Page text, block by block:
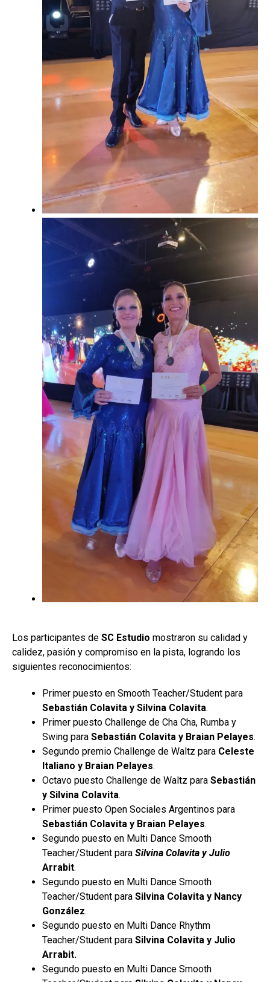
Los participantes de SC Estudio mostraron su calidad y
calidez, pasión y compromiso en la pista, logrando los
siguientes reconocimientos:
Primer puesto en Smooth Teacher/Student para
Sebastián Colavita y Silvina Colavita.
Primer puesto Challenge de Cha Cha, Rumba y
Swing para Sebastián Colavita y Braian Pelayes.
Segundo premio Challenge de Waltz para Celeste
Italiano y Braian Pelayes.
Octavo puesto Challenge de Waltz para Sebastián
y Silvina Colavita.
Primer puesto Open Sociales Argentinos para
Sebastián Colavita y Braian Pelayes.
Segundo puesto en Multi Dance Smooth
Teacher/Student para Silvina Colavita y Julio
Arrabit.
Segundo puesto en Multi Dance Smooth
Teacher/Student para Silvina Colavita y Nancy
González.
Segundo puesto en Multi Dance Rhythm
Teacher/Student para Silvina Colavita y Julio
Arrabit.
Segundo puesto en Multi Dance Smooth